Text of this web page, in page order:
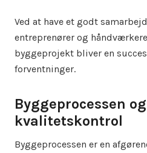
Ved at have et godt
entreprenører og
byggeprojekt bliver en
forventninger.
Byggeprocessen og
kvalitetskontrol
Byggeprocessen er en